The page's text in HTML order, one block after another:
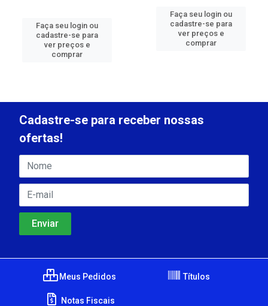
Faça seu login ou
cadastre-se para
ver preços e
comprar
Faça seu login ou
cadastre-se para
ver preços e
comprar
Cadastre-se para receber nossas
ofertas!
Meus Pedidos Títulos
Notas Fiscais